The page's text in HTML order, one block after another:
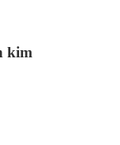
kim